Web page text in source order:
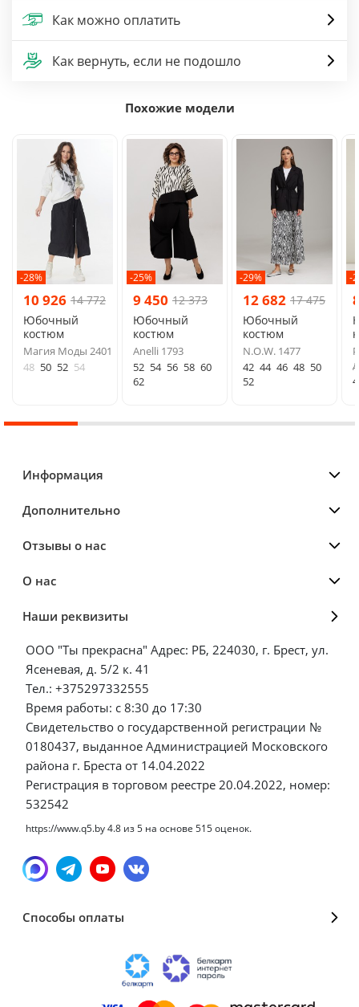
Как можно оплатить
Как вернуть, если не подошло
Похожие модели
-28%
10 926 14 772
Юбочный
костюм
Магия Моды 2401
48 50 52 54
-25%
9 450 12 373
Юбочный
костюм
Anelli 1793
52 54 56 58 60
62
-29%
12 682 17 475
Юбочный
костюм
N.O.W. 1477
42 44 46 48 50
52
-
Информация
Дополнительно
Отзывы о нас
О нас
Наши реквизиты
ООО "Ты прекрасна" Адрес: РБ, 224030, г. Брест, ул.
Ясеневая, д. 5/2 к. 41
Тел.: +375297332555
Время работы: с 8:30 до 17:30
Свидетельство о государственной регистрации №
0180437, выданное Администрацией Московского
района г. Бреста от 14.04.2022
Регистрация в торговом реестре 20.04.2022, номер:
532542
https://www.q5.by4.8 из5 на основе 515оценок.
Способы оплаты